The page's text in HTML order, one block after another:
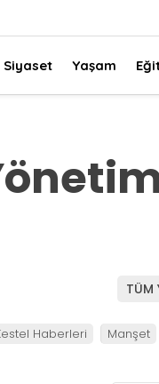
Siyaset Yaşam
TÜM
Haberleri Manşet